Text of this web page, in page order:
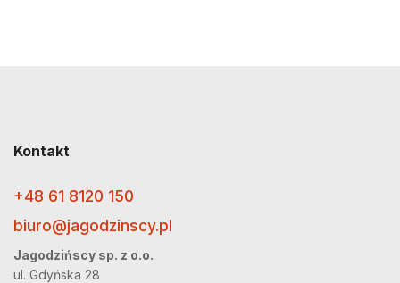
Kontakt
+48 61 8120 150
biuro@jagodzinscy.pl
Jagodzińscy sp. z o.o.
ul. Gdyńska 28